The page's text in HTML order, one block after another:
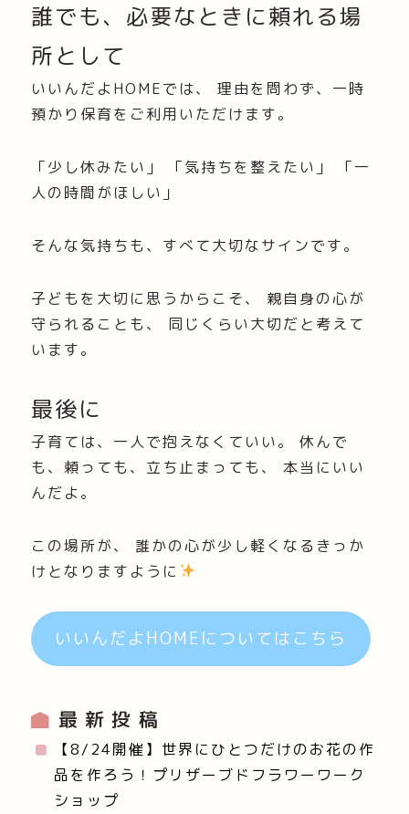
誰でも、必要なときに頼れる場
所として
いいんだよHOMEでは、 理由を問わず、一時
預かり保育をご利用いただけます。
「少し休みたい」 「気持ちを整えたい」 「一
人の時間がほしい」
そんな気持ちも、すべて大切なサインです。
子どもを大切に思うからこそ、 親自身の心が
守られることも、 同じくらい大切だと考えて
います。
最後に
子育ては、一人で抱えなくていい。 休んで
も、頼っても、立ち止まっても、 本当にいい
んだよ。
この場所が、 誰かの心が少し軽くなるきっか
けとなりますように
いいんだよHOMEについてはこちら
最新投稿
【8/24開催】世界にひとつだけのお花の作
品を作ろう！プリザーブドフラワーワーク
ショップ